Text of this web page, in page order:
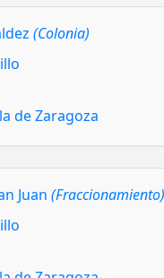
(Colonia)
de Zaragoza
Juan (Fraccionamiento)